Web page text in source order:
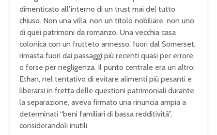
dimenticato all’interno di un trust mai del tutto
chiuso. Non una villa, non un titolo nobiliare, non uno
di quei patrimoni da romanzo. Una vecchia casa
colonica con un frutteto annesso, fuori dal Somerset,
rimasta fuori dai passaggi più recenti quasi per errore,
o forse per negligenza. Il punto centrale era un altro:
Ethan, nel tentativo di evitare alimenti più pesanti e
liberarsi in fretta delle questioni patrimoniali durante
la separazione, aveva firmato una rinuncia ampia a
determinati “beni familiari di bassa redditività”,
considerandoli inutili.